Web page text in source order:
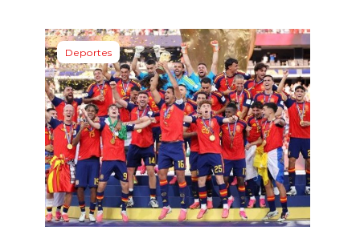
Deportes